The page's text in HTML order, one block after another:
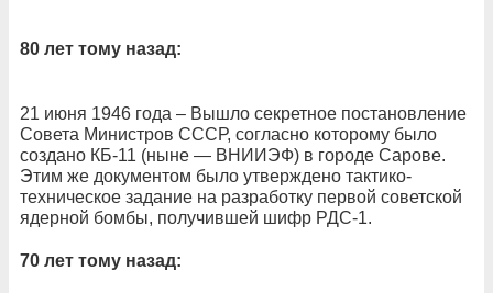
80 лет тому назад:
21 июня 1946 года – Вышло секретное постановление
Совета Министров СССР, согласно которому было
создано КБ-11 (ныне — ВНИИЭФ) в городе Сарове.
Этим же документом было утверждено тактико-
техническое задание на разработку первой советской
ядерной бомбы, получившей шифр РДС-1.
70 лет тому назад: